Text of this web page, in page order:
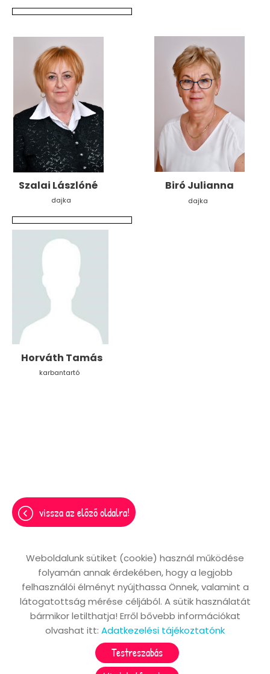
Szalai Lászlóné
dajka
Biró Julianna
dajka
Horváth Tamás
karbantartó
vissza az előző oldalra!
© 2026 - Minden jog fenntartva
Oldal információk
Adatkezelési tájékoztató
Impresszum
Sütik kezelése
Akadálymentesítési nyilatkozat
Testreszabás
Weboldalunk sütiket (cookie) használ működése
folyamán annak érdekében, hogy a legjobb
felhasználói élményt nyújthassa Önnek, valamint a
látogatottság mérése céljából. A sütik használatát
bármikor letilthatja! Erről bővebb információkat
olvashat itt: Adatkezelési tájékoztatónk